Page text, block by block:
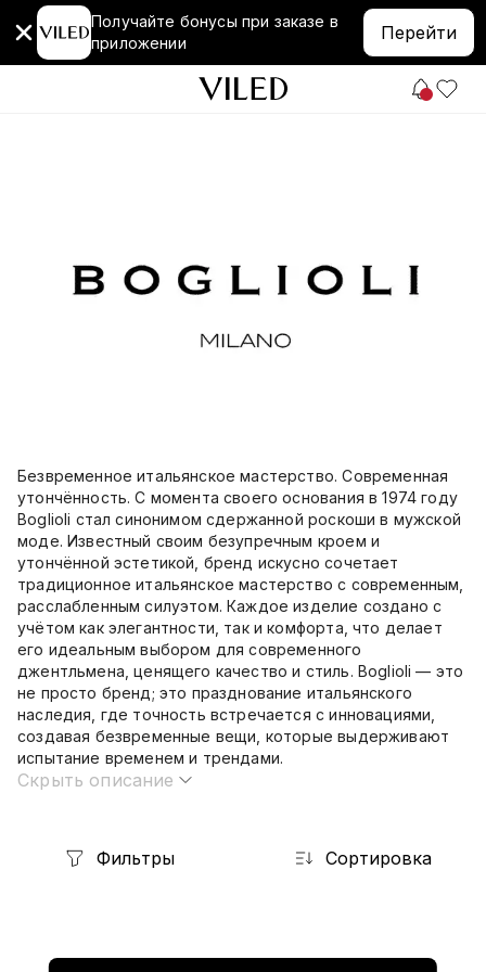
Получайте бонусы при заказе в
приложении
Перейти
Безвременное итальянское мастерство. Современная
утончённость. С момента своего основания в 1974 году
Boglioli стал синонимом сдержанной роскоши в мужской
моде. Известный своим безупречным кроем и
утончённой эстетикой, бренд искусно сочетает
традиционное итальянское мастерство с современным,
расслабленным силуэтом. Каждое изделие создано с
учётом как элегантности, так и комфорта, что делает
его идеальным выбором для современного
джентльмена, ценящего качество и стиль. Boglioli — это
не просто бренд; это празднование итальянского
наследия, где точность встречается с инновациями,
создавая безвременные вещи, которые выдерживают
испытание временем и трендами.
Скрыть описание
Фильтры Сортировка